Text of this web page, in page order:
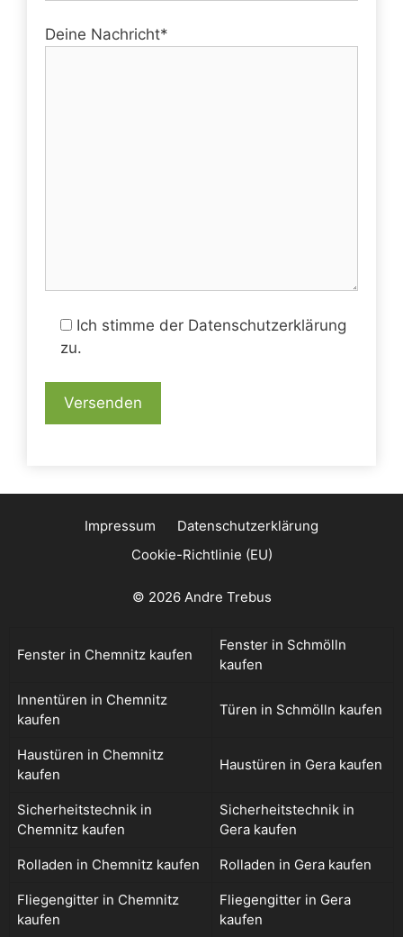
Deine Nachricht*
Ich stimme der Datenschutzerklärung
zu.
Impressum
Datenschutzerklärung
Cookie-Richtlinie (EU)
© 2026 Andre Trebus
Fenster in Chemnitz kaufen
Fenster in Schmölln
kaufen
Innentüren in Chemnitz
kaufen
Türen in Schmölln kaufen
Haustüren in Chemnitz
kaufen
Haustüren in Gera kaufen
Sicherheitstechnik in
Chemnitz kaufen
Sicherheitstechnik in
Gera kaufen
Rolladen in Chemnitz kaufen Rolladen in Gera kaufen
Fliegengitter in Chemnitz
kaufen
Fliegengitter in Gera
kaufen